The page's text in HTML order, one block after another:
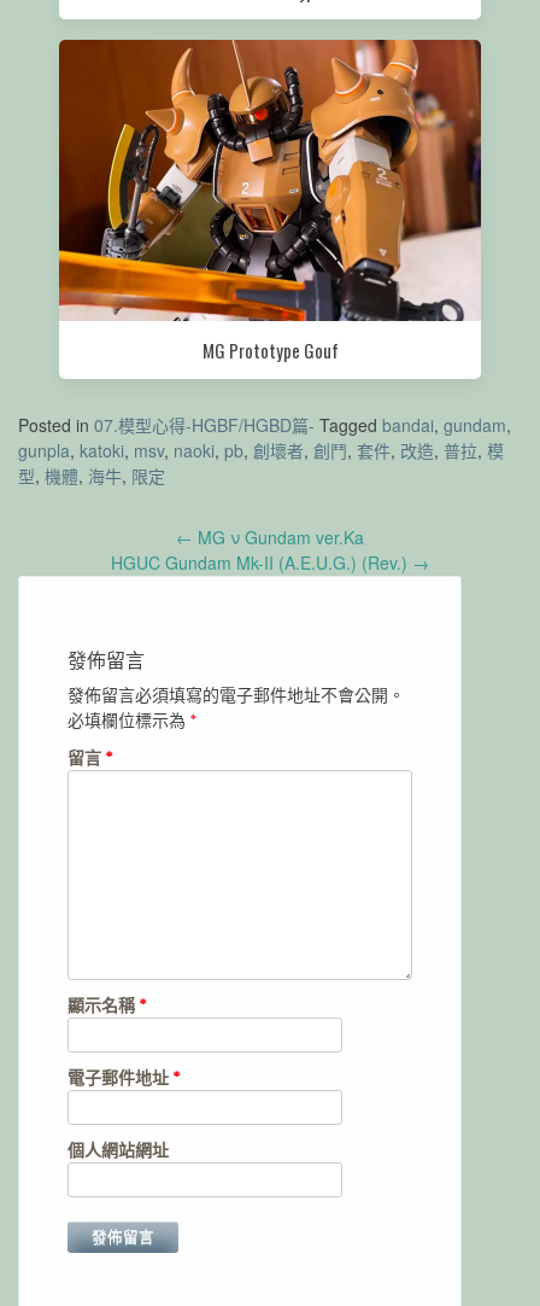
MG Prototype Gouf
Posted in 07.模型心得-HGBF/HGBD篇- Tagged bandai, gundam,
gunpla, katoki, msv, naoki, pb, 創壞者, 創鬥, 套件, 改造, 普拉, 模
型, 機體, 海牛, 限定
← MG ν Gundam ver.Ka
HGUC Gundam Mk-II (A.E.U.G.) (Rev.) →
發佈留言
發佈留言必須填寫的電子郵件地址不會公開。
必填欄位標示為 *
留言 *
顯示名稱*
電子郵件地址 *
個人網站網址